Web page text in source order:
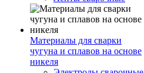
Материалы для сварки
чугуна и сплавов на основе
никеля